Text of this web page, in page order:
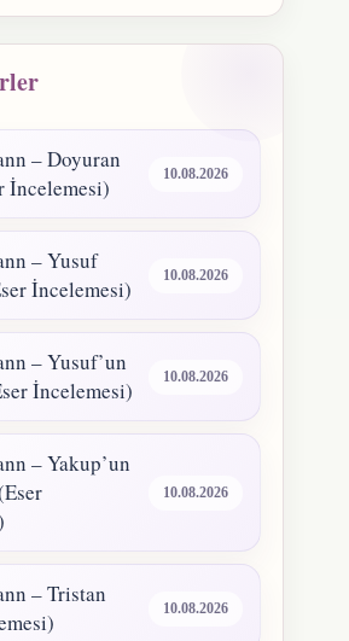
– Doyuran
İncelemesi)
10.08.2026
– Yusuf
İncelemesi)
10.08.2026
– Yusuf’un
İncelemesi)
10.08.2026
– Yakup’un
10.08.2026
– Tristan
10.08.2026